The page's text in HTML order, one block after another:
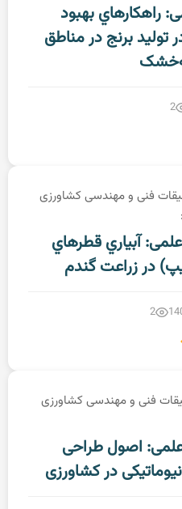
راهکارهاي بهبود
تولید برنج در مناطق
2
فنی و مهندسی کشاورزی
آبیاري قطرهاي
در زراعت گندم
2
فنی و مهندسی کشاورزی
اصول طراحی
در کشاورزی